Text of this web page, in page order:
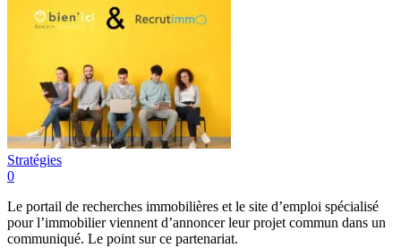
Stratégies
0
Le portail de recherches immobilières et le site d’emploi spécialisé
pour l’immobilier viennent d’annoncer leur projet commun dans un
communiqué. Le point sur ce partenariat.